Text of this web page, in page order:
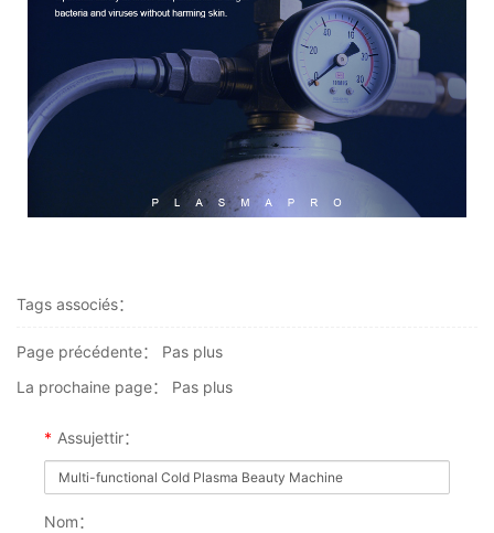
Tags associés：
Page précédente：
Pas plus
La prochaine page：
Pas plus
* Assujettir：
Nom：